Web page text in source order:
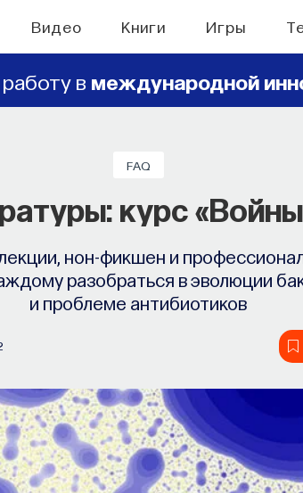
Видео Книги Игры
в международной
FAQ
курс
нон-фикшен и
разобраться в эволюции
и проблеме антибиотиков